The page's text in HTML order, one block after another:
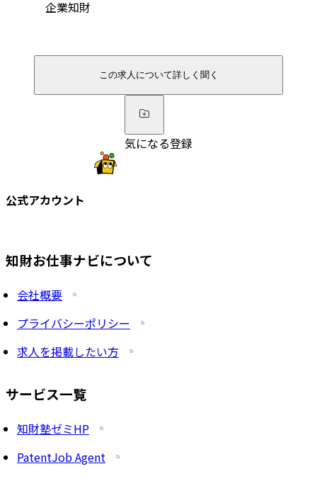
企業知財
この求人について詳しく聞く
気になる登録
公式アカウント
知財お仕事ナビについて
会社概要
プライバシーポリシー
求人を掲載したい方
サービス一覧
知財塾ゼミHP
PatentJob Agent